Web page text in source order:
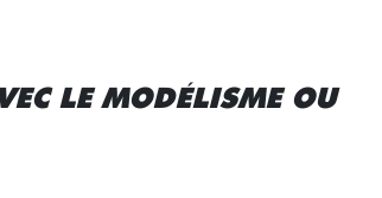
LE MODÉLISME OU